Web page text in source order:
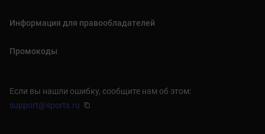
Информация для правообладателей
Промокоды
Если вы нашли ошибку, сообщите нам об этом:
support@sports.ru